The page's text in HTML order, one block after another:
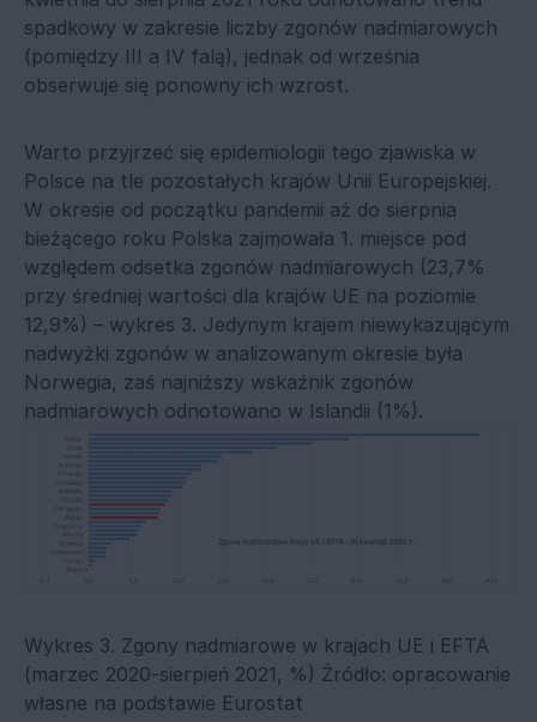
spadkowy w zakresie liczby zgonów nadmiarowych
(pomiędzy III a IV falą), jednak od września
obserwuje się ponowny ich wzrost.
Warto przyjrzeć się epidemiologii tego zjawiska w
Polsce na tle pozostałych krajów Unii Europejskiej.
W okresie od początku pandemii aż do sierpnia
bieżącego roku Polska zajmowała 1. miejsce pod
względem odsetka zgonów nadmiarowych (23,7%
przy średniej wartości dla krajów UE na poziomie
12,9%) – wykres 3. Jedynym krajem niewykazującym
nadwyżki zgonów w analizowanym okresie była
Norwegia, zaś najniższy wskaźnik zgonów
nadmiarowych odnotowano w Islandii (1%).
Wykres 3. Zgony nadmiarowe w krajach UE i EFTA
(marzec 2020-sierpień 2021, %) Źródło: opracowanie
własne na podstawie Eurostat